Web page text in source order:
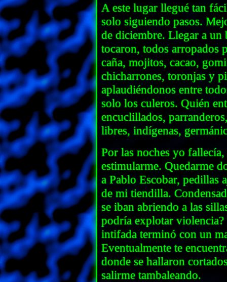
A este lugar llegué tan
solo siguiendo pasos.
de diciembre. Llegar a un
tocaron, todos arropados
caña, mojitos, cacao,
chicharrones, toronjas y
aplaudiéndonos entre
solo los culeros. Quién
encuclillados,
libres, indígenas,
Por las noches yo
estimularme. Quedarme
a Pablo Escobar, pedillas
de mi tiendilla.
se iban abriendo a las
podría explotar violencia?
intifada terminó con un
Eventualmente te
donde se hallaron
salirme tambaleando.